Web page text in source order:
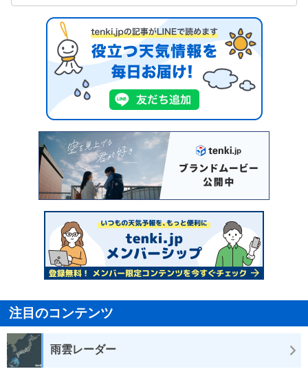
注目のコンテンツ
雨雲レーダー